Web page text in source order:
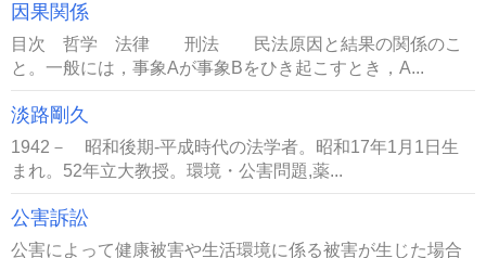
因果関係
目次 哲学 法律 刑法 民法原因と結果の関係のこ
と。一般には，事象Aが事象Bをひき起こすとき，A...
淡路剛久
1942－ 昭和後期-平成時代の法学者。昭和17年1月1日生
まれ。52年立大教授。環境・公害問題,薬...
公害訴訟
公害によって健康被害や生活環境に係る被害が生じた場合